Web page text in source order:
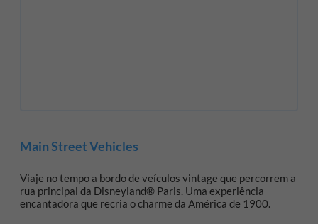
Main Street Vehicles
Viaje no tempo a bordo de veículos vintage que percorrem a
rua principal da Disneyland® Paris. Uma experiência
encantadora que recria o charme da América de 1900.